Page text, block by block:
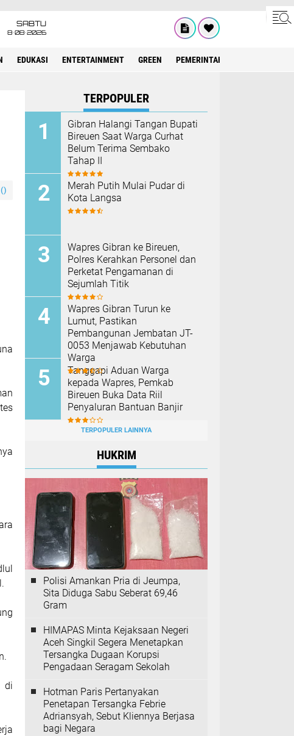
SABTU
8•08•2026
EDUKASI ENTERTAINMENT GREEN PEMERINTAH ACEH
)
di
TERPOPULER
Gibran Halangi Tangan Bupati
Bireuen Saat Warga Curhat
Belum Terima Sembako
Tahap II
Merah Putih Mulai Pudar di
Kota Langsa
Wapres Gibran ke Bireuen,
Polres Kerahkan Personel dan
Perketat Pengamanan di
Sejumlah Titik
Wapres Gibran Turun ke
Lumut, Pastikan
Pembangunan Jembatan JT-
0053 Menjawab Kebutuhan
Warga
Tanggapi Aduan Warga
kepada Wapres, Pemkab
Bireuen Buka Data Riil
Penyaluran Bantuan Banjir
TERPOPULER LAINNYA
HUKRIM
Polisi Amankan Pria di Jeumpa,
Sita Diduga Sabu Seberat 69,46
Gram
HIMAPAS Minta Kejaksaan Negeri
Aceh Singkil Segera Menetapkan
Tersangka Dugaan Korupsi
Pengadaan Seragam Sekolah
Hotman Paris Pertanyakan
Penetapan Tersangka Febrie
Adriansyah, Sebut Kliennya Berjasa
bagi Negara